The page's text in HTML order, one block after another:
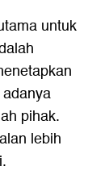
untuk
pihak.
lebih